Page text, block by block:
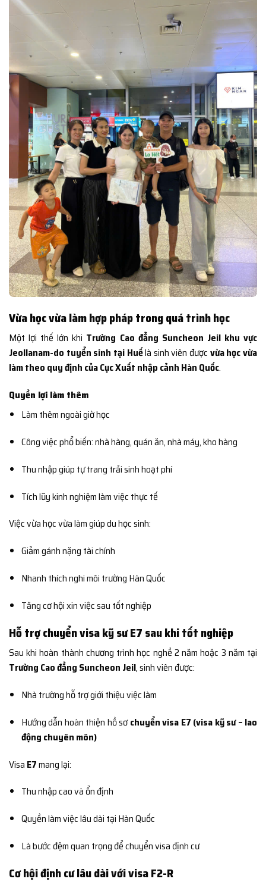
Vừa học vừa làm hợp pháp trong quá trình học
Một lợi thế lớn khi Trường Cao đẳng Suncheon Jeil khu vực
Jeollanam-do tuyển sinh tại Huếlà sinh viên được vừa học vừa
làm theo quy định của Cục Xuất nhập cảnh Hàn Quốc.
Quyền lợi làm thêm
Làm thêm ngoài giờ học
Công việc phổ biến: nhà hàng, quán ăn, nhà máy, kho hàng
Thu nhập giúp tự trang trải sinh hoạt phí
Tích lũy kinh nghiệm làm việc thực tế
Việc vừa học vừa làm giúp du học sinh:
Giảm gánh nặng tài chính
Nhanh thích nghi môi trường Hàn Quốc
Tăng cơ hội xin việc sau tốt nghiệp
Hỗ trợ chuyển visa kỹ sư E7 sau khi tốt nghiệp
Sau khi hoàn thành chương trình học nghề 2 năm hoặc 3 năm tại
Trường Cao đẳng Suncheon Jeil, sinh viên được:
Nhà trường hỗ trợ giới thiệu việc làm
Hướng dẫn hoàn thiện hồ sơchuyển visa E7 (visa kỹ sư – lao
động chuyên môn)
Visa E7mang lại:
Thu nhập cao và ổn định
Quyền làm việc lâu dài tại Hàn Quốc
Là bước đệm quan trọng để chuyển visa định cư
Cơ hội định cư lâu dài với visa F2-R